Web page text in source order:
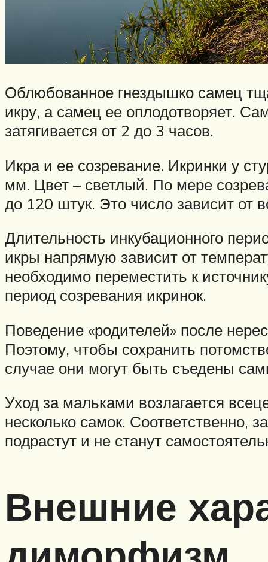
Облюбованное гнездышко самец
икру, а самец ее оплодотворяет.
затягивается от 2 до 3 часов.
Икра и ее созревание. Икринки у
мм. Цвет – светлый. По мере
до 120 штук. Это число зависит от
Длительность инкубационного
икры напрямую зависит от
необходимо переместить к
период созревания икринок.
Поведение «родителей» после
Поэтому, чтобы сохранить
случае они могут быть съедены
Уход за мальками возлагается
несколько самок. Соответственно,
подрастут и не станут
Внешние